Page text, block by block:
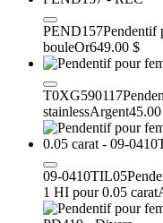
PEND157Pendentif
bouleOr649.00 $
T0XG590117
stainlessArgent
09-0410TIL05
1 HI pour 0.05 carat